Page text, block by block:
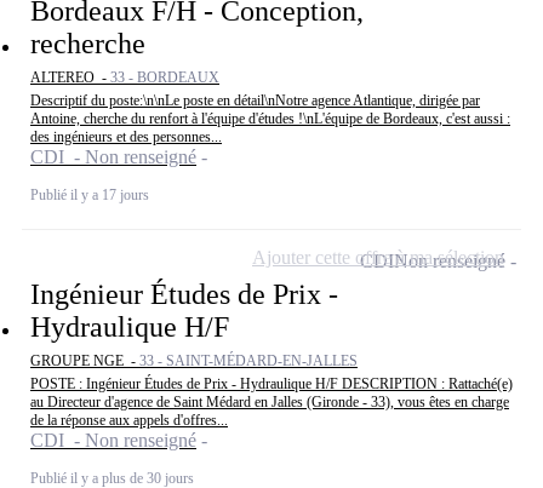
Bordeaux F/H - Conception,
recherche
ALTEREO - 33 - BORDEAUX
Descriptif du poste:\n\nLe poste en détail\nNotre agence Atlantique, dirigée par
Antoine, cherche du renfort à l'équipe d'études !\nL'équipe de Bordeaux, c'est aussi :
des ingénieurs et des personnes...
CDI - Non renseigné
Publié il y a 17 jours
Ingénieur Études de Prix -
Hydraulique H/F
GROUPE NGE - 33 - SAINT-MÉDARD-EN-JALLES
POSTE : Ingénieur Études de Prix - Hydraulique H/F DESCRIPTION : Rattaché(e)
au Directeur d'agence de Saint Médard en Jalles (Gironde - 33), vous êtes en charge
de la réponse aux appels d'offres...
CDI - Non renseigné
Publié il y a plus de 30 jours
CDINon renseigné
Ajouter cette offre à ma sélection